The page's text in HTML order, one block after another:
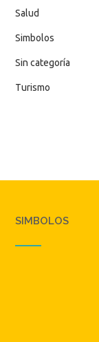
Salud
Simbolos
Sin categoría
Turismo
SIMBOLOS